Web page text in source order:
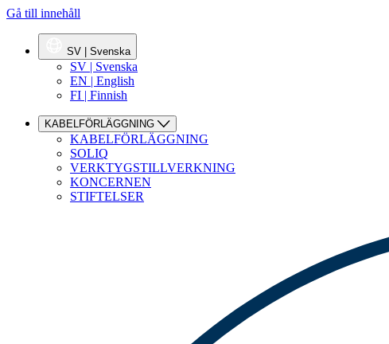
Gå till innehåll
SV | Svenska
SV | Svenska
EN | English
FI | Finnish
KABELFÖRLÄGGNING
KABELFÖRLÄGGNING
SOLIQ
VERKTYGSTILLVERKNING
KONCERNEN
STIFTELSER